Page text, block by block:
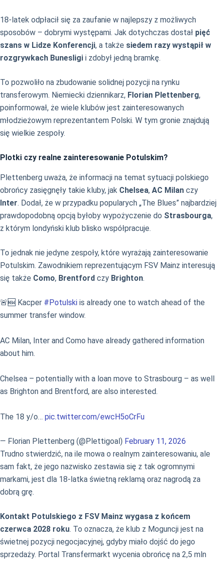
18-latek odpłacił się za zaufanie w najlepszy z możliwych
sposobów – dobrymi występami. Jak dotychczas dostał pięć
szans w Lidze Konferencji, a także siedem razy wystąpił w
rozgrywkach Bunesligi i zdobył jedną bramkę.
To pozwoliło na zbudowanie solidnej pozycji na rynku
transferowym. Niemiecki dziennikarz, Florian Plettenberg,
poinformował, że wiele klubów jest zainteresowanych
młodzieżowym reprezentantem Polski. W tym gronie znajdują
się wielkie zespoły.
Plotki czy realne zainteresowanie Potulskim?
Plettenberg uważa, że informacji na temat sytuacji polskiego
obrońcy zasięgnęły takie kluby, jak Chelsea, AC Milan czy
Inter. Dodał, że w przypadku popularych „The Blues” najbardziej
prawdopodobną opcją byłoby wypożyczenie do Strasbourga,
z którym londyński klub blisko współpracuje.
To jednak nie jedyne zespoły, które wyrażają zainteresowanie
Potulskim. Zawodnikiem reprezentującym FSV Mainz interesują
się także Como, Brentford czy Brighton.
🚨🆕 Kacper #Potulski is already one to watch ahead of the
summer transfer window.
AC Milan, Inter and Como have already gathered information
about him.
Chelsea – potentially with a loan move to Strasbourg – as well
as Brighton and Brentford, are also interested.
The 18 y/o… pic.twitter.com/ewcH5oCrFu
— Florian Plettenberg (@Plettigoal) February 11, 2026
Trudno stwierdzić, na ile mowa o realnym zainteresowaniu, ale
sam fakt, że jego nazwisko zestawia się z tak ogromnymi
markami, jest dla 18-latka świetną reklamą oraz nagrodą za
dobrą grę.
Kontakt Potulskiego z FSV Mainz wygasa z końcem
czerwca 2028 roku. To oznacza, że klub z Moguncji jest na
świetnej pozycji negocjacyjnej, gdyby miało dojść do jego
sprzedaży. Portal Transfermarkt wycenia obrońcę na 2,5 mln